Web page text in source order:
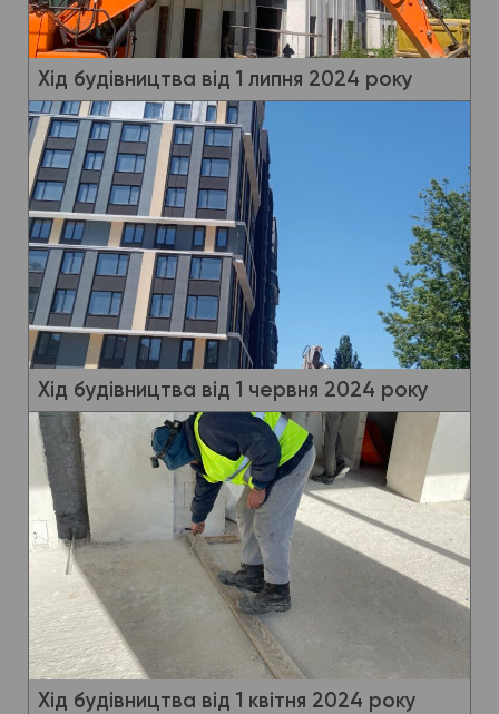
Хід будівництва від 1 липня 2024 року
Хід будівництва від 1 червня 2024 року
Хід будівництва від 1 квітня 2024 року